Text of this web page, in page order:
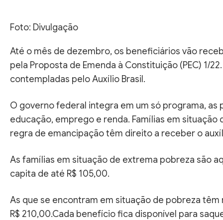
Foto: Divulgação
Até o mês de dezembro, os beneficiários vão
pela Proposta de Emenda à Constituição (PEC) 1/
contempladas pelo Auxílio Brasil.
O governo federal integra em um só programa, as
educação, emprego e renda. Famílias em
regra de emancipação têm direito a receber o
As famílias em situação de extrema pobreza são
capita de até R$ 105,00.
As que se encontram em situação de pobreza
R$ 210,00.Cada benefício fica disponível para